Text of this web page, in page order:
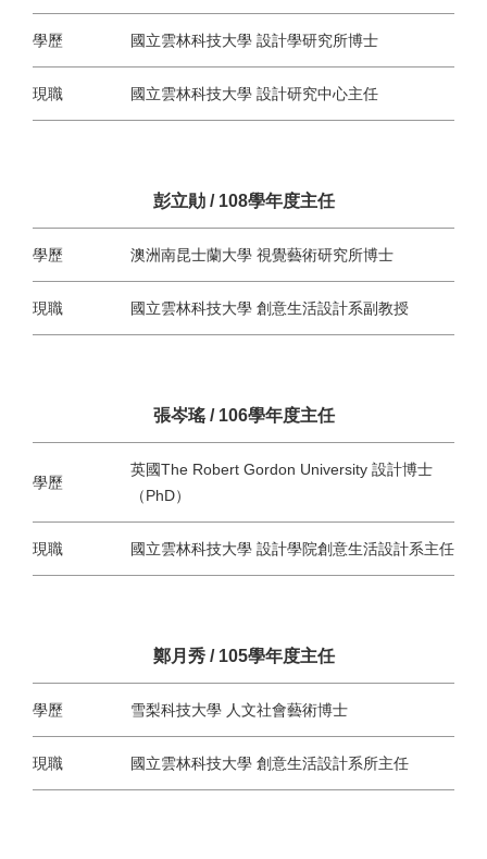
學歷 國立雲林科技大學 設計學研究所博士
現職 國立雲林科技大學 設計研究中心主任
彭立勛 / 108學年度主任
學歷 澳洲南昆士蘭大學 視覺藝術研究所博士
現職 國立雲林科技大學 創意生活設計系副教授
張岑瑤 / 106學年度主任
學歷
英國The Robert Gordon University 設計博士
（PhD）
現職 國立雲林科技大學 設計學院創意生活設計系主任
鄭月秀 / 105學年度主任
學歷 雪梨科技大學 人文社會藝術博士
現職 國立雲林科技大學 創意生活設計系所主任